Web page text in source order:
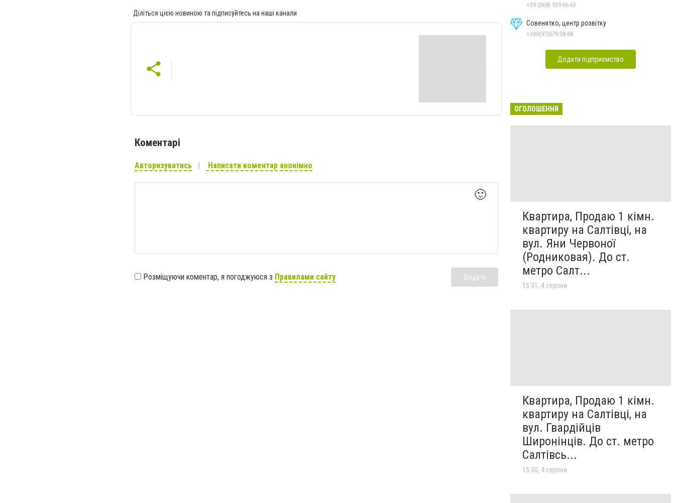
Діліться цією новиною та підписуйтесь на наші канали
Коментарі
Авторизуватись Написати коментар анонімно
🙂
Розміщуючи коментар, я погоджуюся з Правилами сайту Додати
+38 (068) 539-66-63
Совенятко, центр розвітку
+380(97)079-38-88
Додати підприємство
ОГОЛОШЕННЯ
Квартира, Продаю 1 кімн.
квартиру на Салтівці, на
вул. Яни Червоної
(Родниковая). До ст.
метро Салт...
15:31, 4 серпня
Квартира, Продаю 1 кімн.
квартиру на Салтівці, на
вул. Гвардійців
Широнінців. До ст. метро
Салтівсь...
15:30, 4 серпня